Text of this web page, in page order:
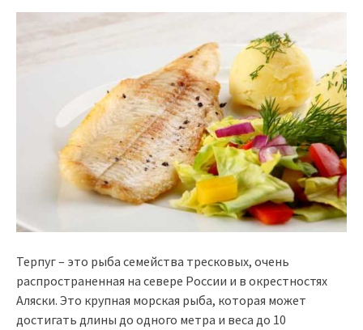
Терпуг – это рыба семейства тресковых, очень
распространенная на севере России и в окрестностях
Аляски. Это крупная морская рыба, которая может
достигать длины до одного метра и веса до 10